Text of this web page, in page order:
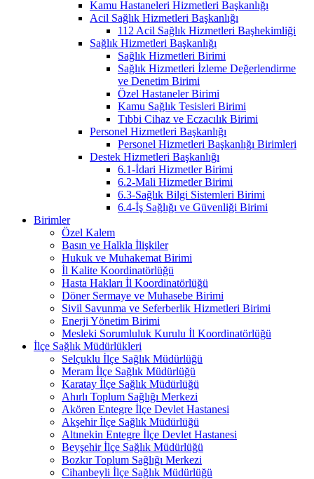
Kamu Hastaneleri Hizmetleri Başkanlığı
Acil Sağlık Hizmetleri Başkanlığı
112 Acil Sağlık Hizmetleri Başhekimliği
Sağlık Hizmetleri Başkanlığı
Sağlık Hizmetleri Birimi
Sağlık Hizmetleri İzleme Değerlendirme
ve Denetim Birimi
Özel Hastaneler Birimi
Kamu Sağlık Tesisleri Birimi
Tıbbi Cihaz ve Eczacılık Birimi
Personel Hizmetleri Başkanlığı
Personel Hizmetleri Başkanlığı Birimleri
Destek Hizmetleri Başkanlığı
6.1-İdari Hizmetler Birimi
6.2-Mali Hizmetler Birimi
6.3-Sağlık Bilgi Sistemleri Birimi
6.4-İş Sağlığı ve Güvenliği Birimi
Birimler
Özel Kalem
Basın ve Halkla İlişkiler
Hukuk ve Muhakemat Birimi
İl Kalite Koordinatörlüğü
Hasta Hakları İl Koordinatörlüğü
Döner Sermaye ve Muhasebe Birimi
Sivil Savunma ve Seferberlik Hizmetleri Birimi
Enerji Yönetim Birimi
Mesleki Sorumluluk Kurulu İl Koordinatörlüğü
İlçe Sağlık Müdürlükleri
Selçuklu İlçe Sağlık Müdürlüğü
Meram İlçe Sağlık Müdürlüğü
Karatay İlçe Sağlık Müdürlüğü
Ahırlı Toplum Sağlığı Merkezi
Akören Entegre İlçe Devlet Hastanesi
Akşehir İlçe Sağlık Müdürlüğü
Altınekin Entegre İlçe Devlet Hastanesi
Beyşehir İlçe Sağlık Müdürlüğü
Bozkır Toplum Sağlığı Merkezi
Cihanbeyli İlçe Sağlık Müdürlüğü